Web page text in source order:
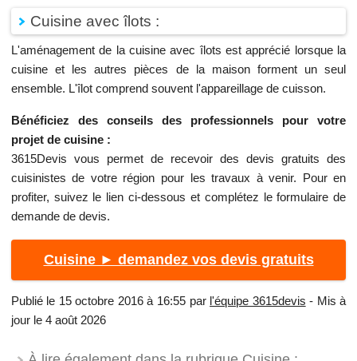
Cuisine avec îlots :
L'aménagement de la cuisine avec îlots est apprécié lorsque la
cuisine et les autres pièces de la maison forment un seul
ensemble. L'îlot comprend souvent l'appareillage de cuisson.
Bénéficiez des conseils des professionnels pour votre
projet de cuisine :
3615Devis vous permet de recevoir des devis gratuits des
cuisinistes de votre région pour les travaux à venir. Pour en
profiter, suivez le lien ci-dessous et complétez le formulaire de
demande de devis.
Cuisine ► demandez vos devis gratuits
Publié le 15 octobre 2016 à 16:55 par l'équipe 3615devis - Mis à
jour le 4 août 2026